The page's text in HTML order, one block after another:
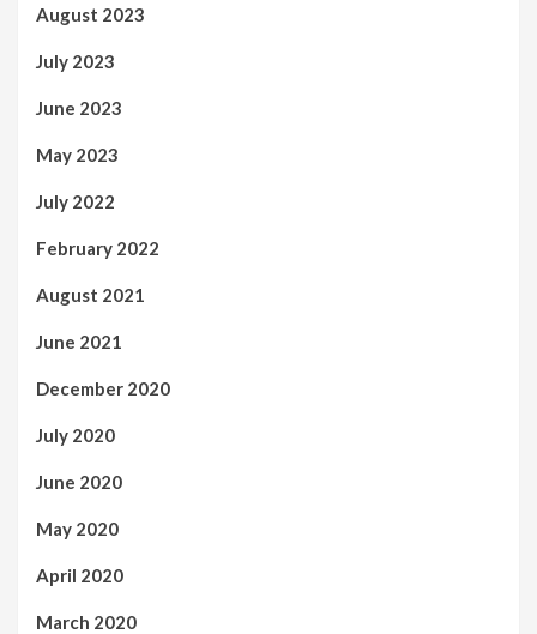
August 2023
July 2023
June 2023
May 2023
July 2022
February 2022
August 2021
June 2021
December 2020
July 2020
June 2020
May 2020
April 2020
March 2020